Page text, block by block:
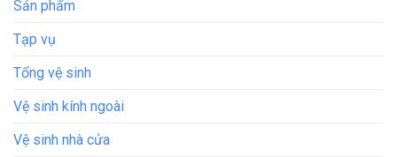
Sản phẩm
Tạp vụ
Tổng vệ sinh
Vệ sinh kính ngoài
Vệ sinh nhà cửa